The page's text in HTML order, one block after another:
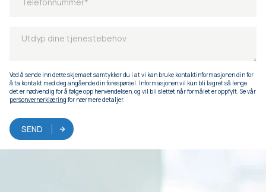
Ved å sende inn dette skjemaet samtykker du i at vi kan bruke kontaktinformasjonen din for
å ta kontakt med deg angående din forespørsel. Informasjonen vil kun bli lagret så lenge
det er nødvendig for å følge opp henvendelsen, og vil bli slettet når formålet er oppfylt. Se vår
personvernerklæring for nærmere detaljer.